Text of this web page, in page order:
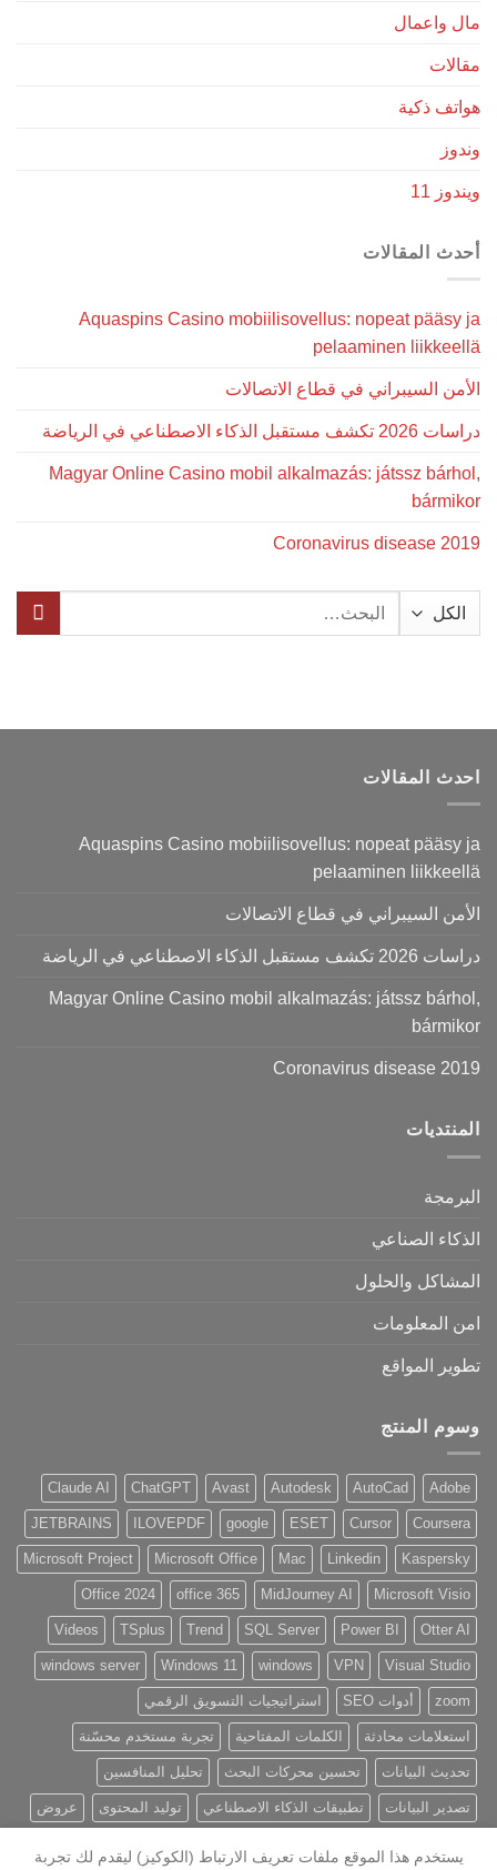
مال واعمال
مقالات
هواتف ذكية
وندوز
ويندوز 11
أحدث المقالات
Aquaspins Casino mobiilisovellus: nopeat pääsy ja
pelaaminen liikkeellä
الأمن السيبراني في قطاع الاتصالات
دراسات 2026 تكشف مستقبل الذكاء الاصطناعي في الرياضة
Magyar Online Casino mobil alkalmazás: játssz bárhol,
bármikor
Coronavirus disease 2019
البحث
احدث المقالات
Aquaspins Casino mobiilisovellus: nopeat pääsy ja
pelaaminen liikkeellä
الأمن السيبراني في قطاع الاتصالات
دراسات 2026 تكشف مستقبل الذكاء الاصطناعي في الرياضة
Magyar Online Casino mobil alkalmazás: játssz bárhol,
bármikor
Coronavirus disease 2019
المنتديات
البرمجة
الذكاء الصناعي
المشاكل والحلول
امن المعلومات
تطوير المواقع
وسوم المنتج
Adobe
AutoCad
Autodesk
Avast
ChatGPT
Claude AI
Coursera
Cursor
ESET
google
ILOVEPDF
JETBRAINS
Kaspersky
Linkedin
Mac
Microsoft Office
Microsoft Project
Microsoft Visio
MidJourney AI
office 365
Office 2024
Otter AI
Power BI
SQL Server
Trend
TSplus
Videos
Visual Studio
VPN
windows
Windows 11
windows server
zoom أدوات SEO استراتيجيات التسويق الرقمي
استعلامات محادثة الكلمات المفتاحية تجربة مستخدم محسّنة
تحديث البيانات تحسين محركات البحث تحليل المنافسين
تصدير البيانات تطبيقات الذكاء الاصطناعي توليد المحتوى عروض
يستخدم هذا الموقع ملفات تعريف الارتباط (الكوكيز) ليقدم لك تجربة